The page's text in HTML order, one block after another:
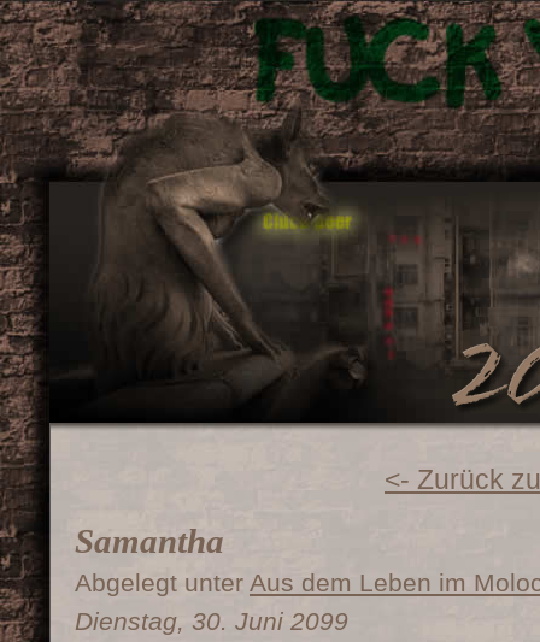
<- Zurück
Samantha
Abgelegt unter Aus dem Leben im
Dienstag, 30. Juni 2099